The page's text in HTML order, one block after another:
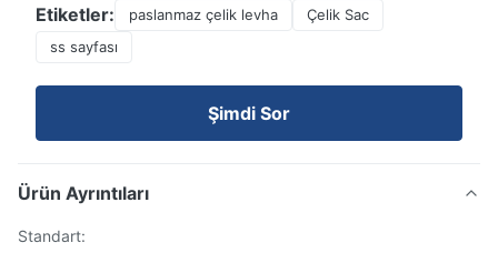
Etiketler: paslanmaz çelik levha
Çelik Sac
ss sayfası
Şimdi Sor
Ürün Ayrıntıları
Standart: